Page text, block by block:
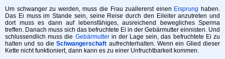
Um schwanger zu werden, muss die Frau zuallererst einen Eisprung haben.
Das Ei muss im Stande sein, seine Reise durch den Eileiter anzutreten und
dort muss es dann auf lebensfähiges, ausreichend bewegliches Sperma
treffen. Danach muss sich das befruchtete Ei in der Gebärmutter einnisten. Und
schlussendlich muss die Gebärmutterin der Lage sein, das befruchtete Ei zu
halten und so dieSchwangerschaft aufrechterhalten. Wenn ein Glied dieser
Kette nicht funktioniert, dann kann es zu einer Unfruchtbarkeit kommen.